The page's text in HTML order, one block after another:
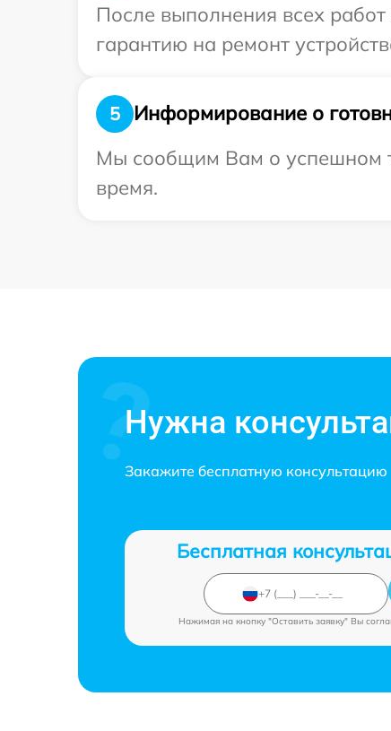
После выполнения всех
гарантию на ремонт
5
Информирование о
Мы сообщим Вам о успешном
время.
Нужна
Закажите бесплатную консультацию
Бесплатная
Нажимая на кнопку "Оставить заявку" Вы